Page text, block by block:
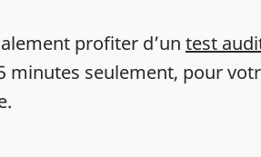
profiter d’un test
minutes seulement, pour